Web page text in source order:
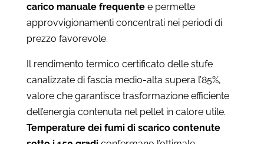
carico manuale frequentee permette
approvvigionamenti concentrati nei periodi di
prezzo favorevole.
Il rendimento termico certificato delle stufe
canalizzate di fascia medio-alta supera l’85%,
valore che garantisce trasformazione efficiente
dell’energia contenuta nel pellet in calore utile.
Temperature dei fumi di scarico contenute